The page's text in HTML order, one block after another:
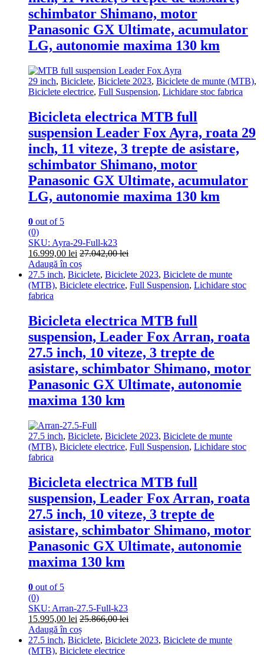
schimbator Shimano, motor
Panasonic GX Ultimate, acumulator
LG, autonomie maxima 130 km
29 inch, Biciclete, Biciclete 2023, Biciclete de munte (MTB),
Biciclete electrice, Full Suspension, Lichidare stoc fabrica
Bicicleta electrica MTB full
suspension Leader Fox Ayra, roata 29
inch, 11 viteze, 3 trepte de asistare,
schimbator Shimano, motor
Panasonic GX Ultimate, acumulator
LG, autonomie maxima 130 km
0 out of 5
(0)
SKU: Ayra-29-Full-k23
16.999,00 lei 27.042,00lei
Adaugă în coș
27.5 inch, Biciclete, Biciclete 2023, Biciclete de munte
(MTB), Biciclete electrice, Full Suspension, Lichidare stoc
fabrica
Bicicleta electrica MTB full
suspension, Leader Fox Arran, roata
27.5 inch, 10 viteze, 3 trepte de
asistare, schimbator Shimano, motor
Panasonic GX Ultimate, autonomie
maxima 130 km
27.5 inch, Biciclete, Biciclete 2023, Biciclete de munte
(MTB), Biciclete electrice, Full Suspension, Lichidare stoc
fabrica
Bicicleta electrica MTB full
suspension, Leader Fox Arran, roata
27.5 inch, 10 viteze, 3 trepte de
asistare, schimbator Shimano, motor
Panasonic GX Ultimate, autonomie
maxima 130 km
0 out of 5
(0)
SKU: Arran-27.5-Full-k23
15.995,00 lei 25.866,00lei
Adaugă în coș
27.5 inch, Biciclete, Biciclete 2023, Biciclete de munte
(MTB), Biciclete electrice